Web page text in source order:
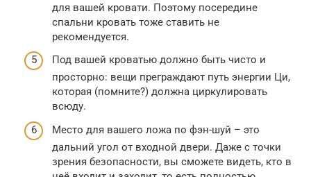
для вашей кровати. Поэтому посередине
спальни кровать тоже ставить не
рекомендуется.
Под вашей кроватью должно быть чисто и
просторно: вещи преграждают путь энергии Ци,
которая (помните?) должна циркулировать
всюду.
Место для вашего ложа по фэн-шуй – это
дальний угол от входной двери. Даже с точки
зрения безопасности, вы сможете видеть, кто в